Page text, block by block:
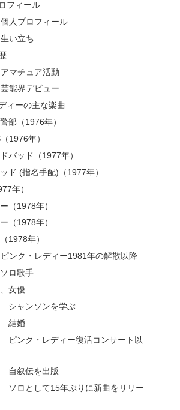
フィール
人プロフィール
い立ち
マチュア活動
能界デビュー
ィーの主な楽曲
部（1976年）
1976年）
バッド（1977年）
ド (指名手配)（1977年）
年）
（1978年）
（1978年）
1978年）
ンク・レディー1981年の解散以降
ロ歌手
女優
シャンソンを学ぶ
結婚
ピンク・レディー復活コンサート以
自叙伝を出版
ソロとして15年ぶりに新曲をリリー